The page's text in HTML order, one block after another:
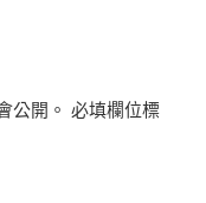
公開。 必填欄位標